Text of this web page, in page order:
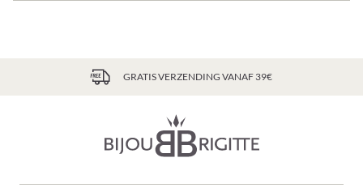
GRATIS VERZENDING VANAF 39€